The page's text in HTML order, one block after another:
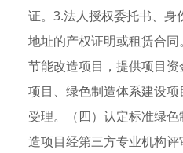
证。3.法人授权委托书、
地址的产权证明或租赁合
节能改造项目，提供项目
项目、绿色制造体系建设
受理。（四）认定标准绿
造项目经第三方专业机构